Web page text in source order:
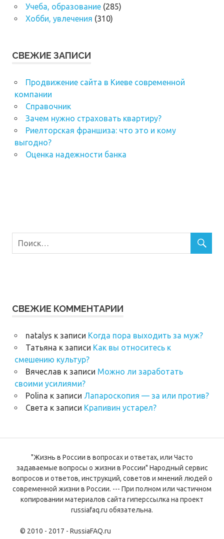
Учеба, образование(285)
Хобби, увлечения (310)
СВЕЖИЕ ЗАПИСИ
Продвижение сайта в Киеве современной
компании
Справочник
Зачем нужно страховать квартиру?
Риелторская франшиза: что это и кому
выгодно?
Оценка надежности банка
СВЕЖИЕ КОММЕНТАРИИ
natalys к записи Когда пора выходить за муж?
Татьяна к записи Как вы относитесь к
смешению культур?
Вячеслав к записи Можно ли заработать
своими усилиями?
Polina к записи Лапароскопия — за или против?
Света к записи Крапивин устарел?
"Жизнь в России в вопросах и ответах, или Часто
задаваемые вопросы о жизни в России" Народный сервис
вопросов и ответов, инструкций, советов и мнений людей о
современной жизни в России. --- При полном или частичном
копировании материалов сайта гиперссылка на проект
russiafaq.ru обязательна.
© 2010 - 2017 - RussiaFAQ.ru